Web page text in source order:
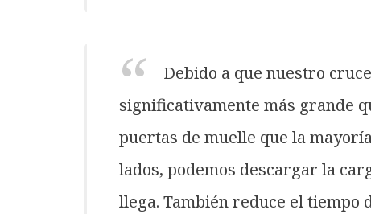
Debido a que nuestro
significativamente más grande
puertas de muelle que la
lados, podemos descargar la
llega. También reduce el tiempo